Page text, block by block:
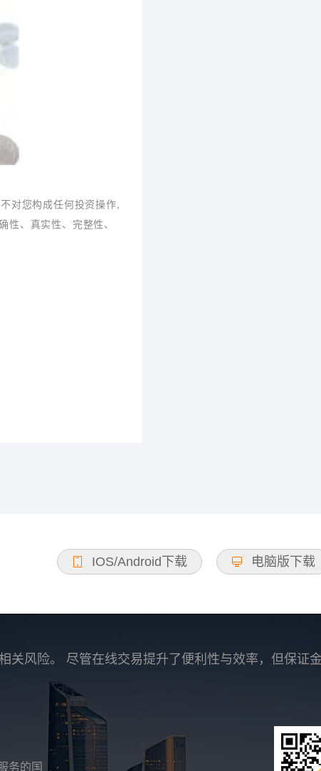
对您构成任何投资操作,
、真实性、完整性、
IOS/Android下载 电脑版下载
风险。 尽管在线交易提升了便利性与效率，但保证
务的国